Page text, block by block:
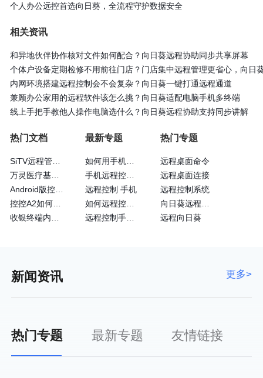
个人办公远控首选向日葵，全流程守护数据安全
相关资讯
和异地伙伴协作核对文件如何配合？向日葵远程协助同步共享屏幕
个体户设备定期检修不用前往门店？门店集中远程管理更省心，向日
内网环境搭建远程控制会不会复杂？向日葵一键打通远程通道
兼顾办公家用的远程软件该怎么挑？向日葵适配电脑手机多终端
线上手把手教他人操作电脑选什么？向日葵远程协助支持同步讲解
热门文档
万灵医疗基于向日葵的眼科远程诊断系统
Android版控制端常见问题
控控A2如何通过4G网卡上网
最新专题
远程控制 手机
热门专题
远程桌面命令
远程桌面连接
远程控制系统
远程向日葵
新闻资讯 更多>
热门专题 最新专题 友情链接